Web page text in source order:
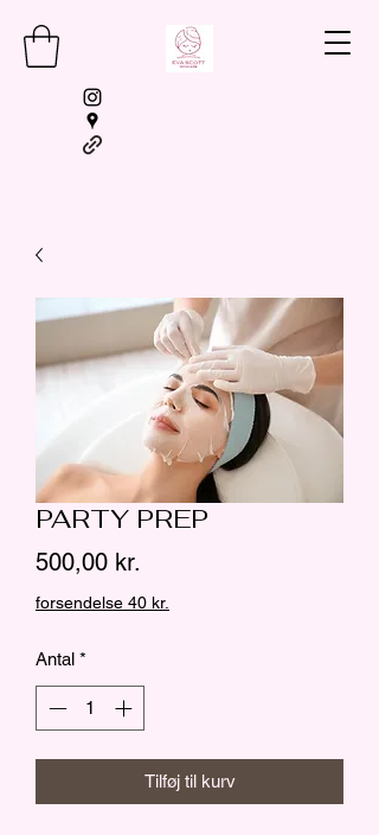
BOOKING
PARTY PREP
500,00 kr.
forsendelse 40 kr.
Antal *
Tilføj til kurv